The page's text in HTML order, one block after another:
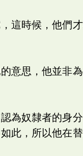
這時候，他們
意思，他並非
為奴隸者的身
此，所以他在